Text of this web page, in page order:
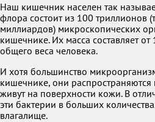
Наш кишечник населен так
флора состоит из 100 триллионов
миллиардов) микроскопических
кишечнике. Их масса составляет
общего веса человека.
И хотя большинство
кишечнике, они распространяются
живут на поверхности кожи. В
эти бактерии в больших
влагалище.